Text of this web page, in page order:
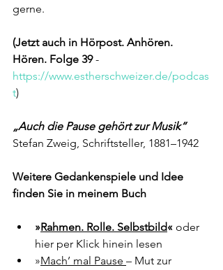
gerne.
(Jetzt auch in Hörpost. Anhören.
Hören. Folge 39 -
https://www.estherschweizer.de/podcas
t)
„Auch die Pause gehört zur Musik“
Stefan Zweig, Schriftsteller, 1881–1942
Weitere Gedankenspiele und Idee
finden Sie in meinem Buch
»Rahmen. Rolle. Selbstbild« oder
hier per Klick hinein lesen
»Mach’ mal Pause – Mut zur